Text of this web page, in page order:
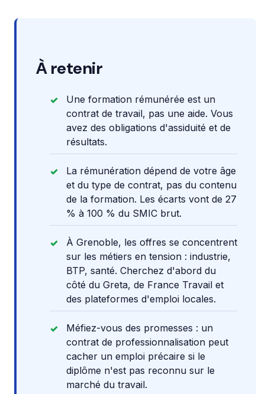
À retenir
Une formation rémunérée est un
contrat de travail, pas une aide. Vous
avez des obligations d'assiduité et de
résultats.
La rémunération dépend de votre âge
et du type de contrat, pas du contenu
de la formation. Les écarts vont de 27
% à 100 % du SMIC brut.
À Grenoble, les offres se concentrent
sur les métiers en tension : industrie,
BTP, santé. Cherchez d'abord du
côté du Greta, de France Travail et
des plateformes d'emploi locales.
Méfiez-vous des promesses : un
contrat de professionnalisation peut
cacher un emploi précaire si le
diplôme n'est pas reconnu sur le
marché du travail.